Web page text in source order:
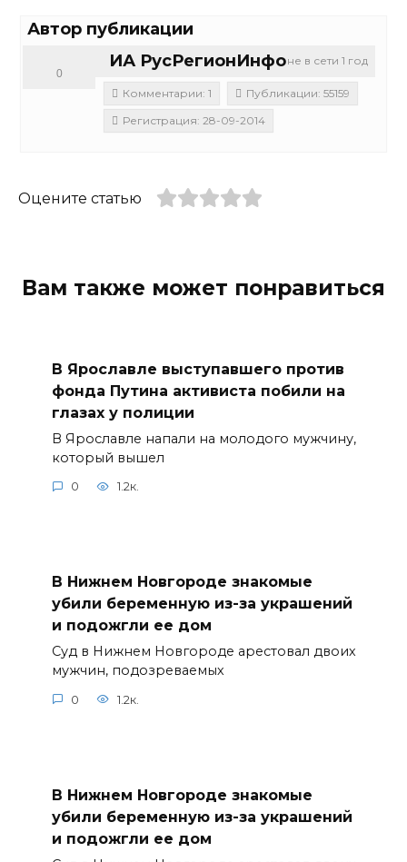
Автор публикации
не в сети 1 год
ИА РусРегионИнфо
0
Комментарии: 1
Публикации: 55159
Регистрация: 28-09-2014
Оцените статью
Вам также может понравиться
В Ярославле выступавшего против
фонда Путина активиста побили на
глазах у полиции
В Ярославле напали на молодого мужчину,
который вышел
0 1.2к.
В Нижнем Новгороде знакомые
убили беременную из-за украшений
и подожгли ее дом
Суд в Нижнем Новгороде арестовал двоих
мужчин, подозреваемых
0 1.2к.
В Нижнем Новгороде знакомые
убили беременную из-за украшений
и подожгли ее дом